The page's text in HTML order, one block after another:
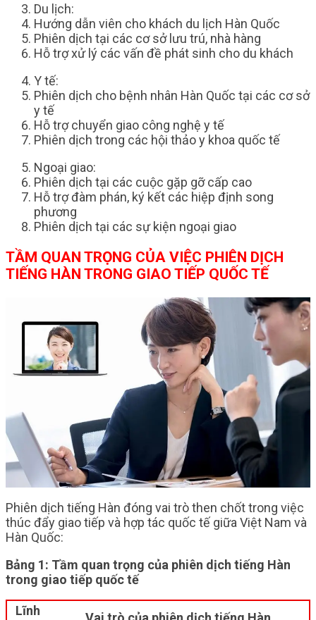
Du lịch:
Hướng dẫn viên cho khách du lịch Hàn Quốc
Phiên dịch tại các cơ sở lưu trú, nhà hàng
Hỗ trợ xử lý các vấn đề phát sinh cho du khách
Y tế:
Phiên dịch cho bệnh nhân Hàn Quốc tại các cơ sở
y tế
Hỗ trợ chuyển giao công nghệ y tế
Phiên dịch trong các hội thảo y khoa quốc tế
Ngoại giao:
Phiên dịch tại các cuộc gặp gỡ cấp cao
Hỗ trợ đàm phán, ký kết các hiệp định song
phương
Phiên dịch tại các sự kiện ngoại giao
TẦM QUAN TRỌNG CỦA VIỆC PHIÊN DỊCH
TIẾNG HÀN TRONG GIAO TIẾP QUỐC TẾ
Phiên dịch tiếng Hàn đóng vai trò then chốt trong việc
thúc đẩy giao tiếp và hợp tác quốc tế giữa Việt Nam và
Hàn Quốc:
Bảng 1: Tầm quan trọng của phiên dịch tiếng Hàn
trong giao tiếp quốc tế
Lĩnh